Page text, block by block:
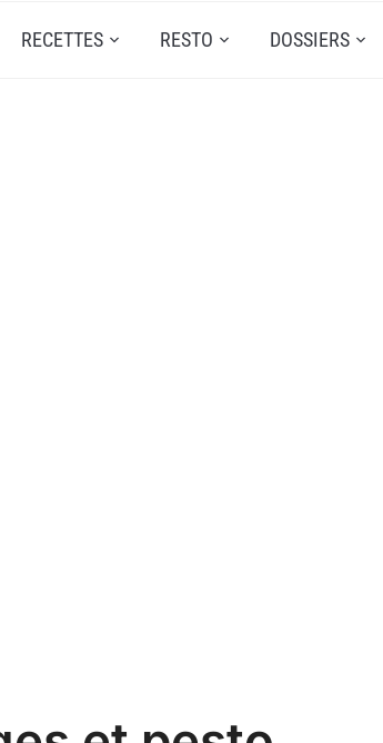
RECETTES RESTO DOSSIERS